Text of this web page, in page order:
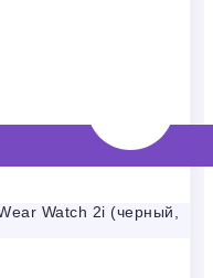
Watch 2i (черный,